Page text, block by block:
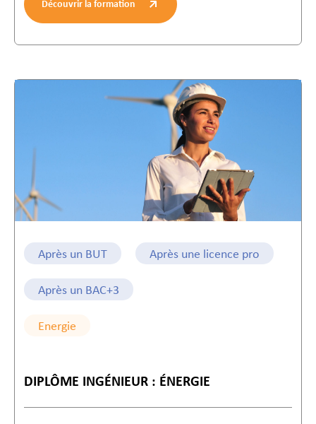
Découvrir la formation
Après un BUT Après une licence pro
Après un BAC+3
Energie
DIPLÔME INGÉNIEUR : ÉNERGIE